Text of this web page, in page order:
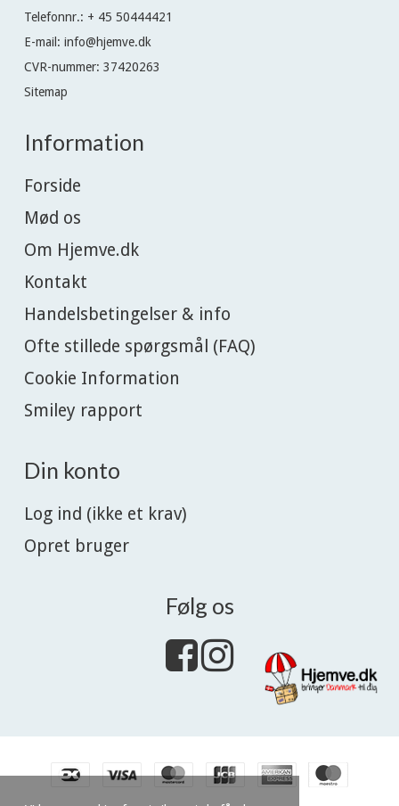
Telefonnr.: + 45 50444421
E-mail: info@hjemve.dk
CVR-nummer: 37420263
Sitemap
Information
Forside
Mød os
Om Hjemve.dk
Kontakt
Handelsbetingelser & info
Ofte stillede spørgsmål (FAQ)
Cookie Information
Smiley rapport
Din konto
Log ind (ikke et krav)
Opret bruger
Følg os